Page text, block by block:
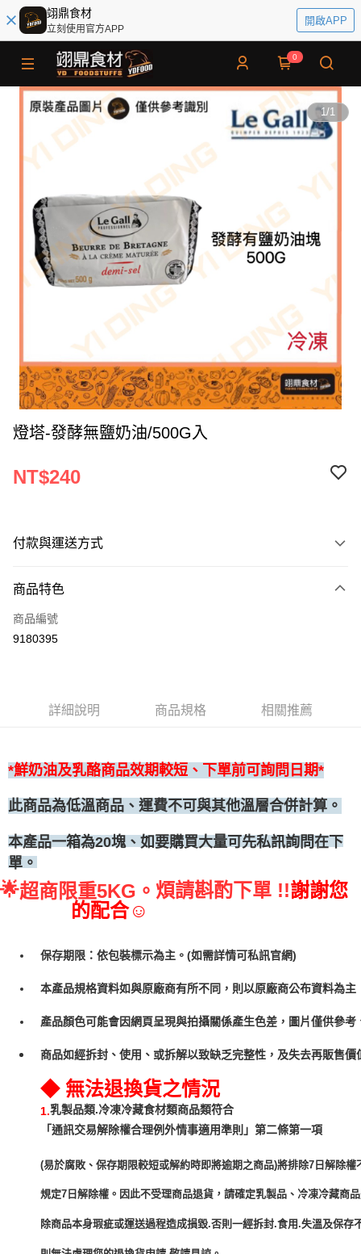
翊鼎食材
立刻使用官方APP
開啟APP
0
1/1
燈塔-發酵無鹽奶油/500G入
NT$240
付款與運送方式
信用卡一次付款
Apple Pay
商品特色
商品編號
9180395
詳細說明 商品規格 相關推薦
*鮮奶油及乳酪商品效期較短、下單前可詢問日期*
此商品為低溫商品、運費不可與其他溫層合併計算。
本產品一箱為20塊、如要購買大量可先私訊詢問在下
單。
🌟超商限重5KG。 煩請斟酌下單 !!謝謝您
的配合☺
保存期限：依包裝標示為主。(如需詳情可私訊官網)
本產品規格資料如與原廠商有所不同，則以原廠商公布資料為主
產品顏色可能會因網頁呈現與拍攝關係產生色差，圖片僅供參
商品如經拆封、使用、或拆解以致缺乏完整性，及失去再販售
◆ 無法退換貨之情況
1.乳製品類.冷凍冷藏食材類商品類符合
「通訊交易解除權合理例外情事適用準則」第二條第一項
(易於腐敗、保存期限較短或解約時即將逾期之商品)將排除7日解除權
規定7日解除權。因此不受理商品退貨，請確定乳製品、冷凍冷藏商
除商品本身瑕疵或運送過程造成損毀.否則一經拆封.食用.失溫及保存